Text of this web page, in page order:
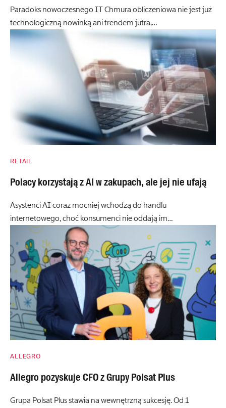
Paradoks nowoczesnego IT Chmura obliczeniowa nie jest już
technologiczną nowinką ani trendem jutra,…
RETAIL
Polacy korzystają z AI w zakupach, ale jej nie ufają
Asystenci AI coraz mocniej wchodzą do handlu
internetowego, choć konsumenci nie oddają im…
ALLEGRO
Allegro pozyskuje CFO z Grupy Polsat Plus
Grupa Polsat Plus stawia na wewnętrzną sukcesję. Od 1